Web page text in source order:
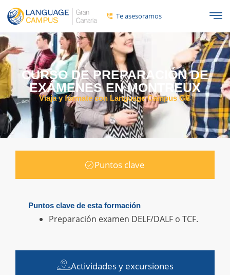
Te asesoramos
CURSO DE PREPARACIÓN DE
EXÁMENES EN MONTREUX
Viaja y fórmate con Language Campus GC
Puntos clave
Actividades y excursiones
Puntos clave de esta formación
Preparación examen DELF/DALF o TCF.